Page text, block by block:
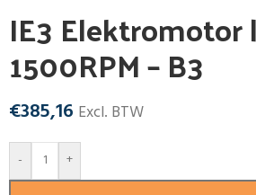
IE3 Elektromotor
1500RPM – B3
€385,16 Excl. BTW
- +